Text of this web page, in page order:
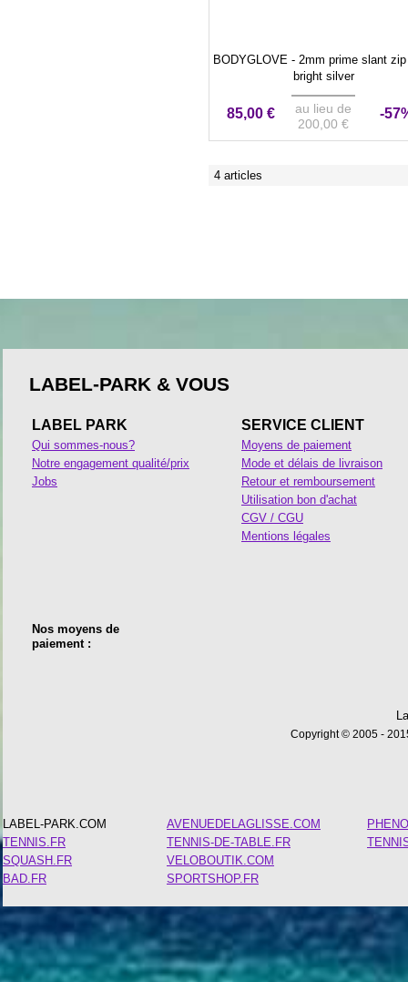
BODYGLOVE - 2mm prime slant
bright silver
85,00 €
au lieu de
200,00 €
-
4 articles
LABEL-PARK & VOUS
LABEL PARK
Qui sommes-nous?
Notre engagement qualité/prix
Jobs
SERVICE CLIENT
Moyens de paiement
Mode et délais de livraison
Retour et remboursement
Utilisation bon d'achat
CGV / CGU
Mentions légales
Nos moyens de
paiement :
Copyright © 2005 -
LABEL-PARK.COM
TENNIS.FR
SQUASH.FR
BAD.FR
AVENUEDELAGLISSE.COM
TENNIS-DE-TABLE.FR
VELOBOUTIK.COM
SPORTSHOP.FR